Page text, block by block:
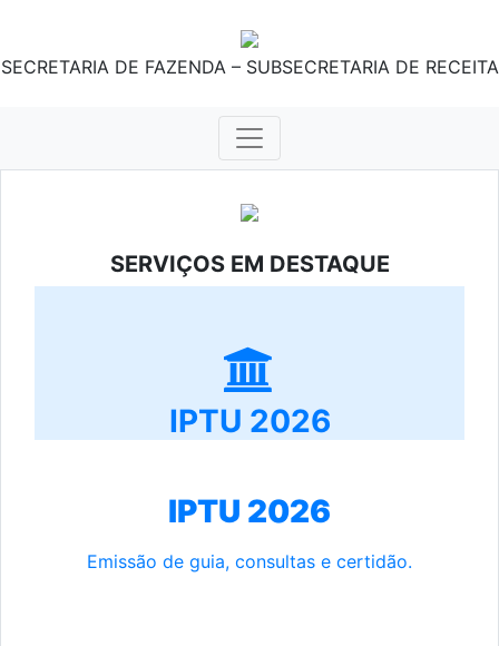
SECRETARIA DE FAZENDA – SUBSECRETARIA DE RECEITA
SERVIÇOS EM DESTAQUE
IPTU 2026
IPTU 2026
Emissão de guia, consultas e certidão.